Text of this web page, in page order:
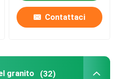
Contattaci
granito (32)